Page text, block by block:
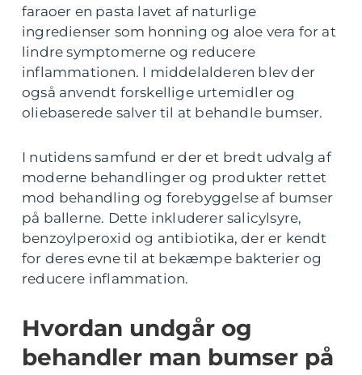
faraoer en pasta lavet af naturlige
ingredienser som honning og aloe vera for at
lindre symptomerne og reducere
inflammationen. I middelalderen blev der
også anvendt forskellige urtemidler og
oliebaserede salver til at behandle bumser.
I nutidens samfund er der et bredt udvalg af
moderne behandlinger og produkter rettet
mod behandling og forebyggelse af bumser
på ballerne. Dette inkluderer salicylsyre,
benzoylperoxid og antibiotika, der er kendt
for deres evne til at bekæmpe bakterier og
reducere inflammation.
Hvordan undgår og
behandler man bumser på